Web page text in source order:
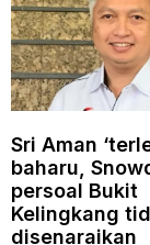
Sri Aman
baharu,
persoal Bukit
Kelingkang
disenaraikan